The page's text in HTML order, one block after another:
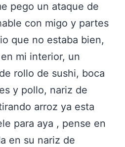
pego un ataque de
con migo y partes
que no estaba bien,
mi interior, un
rollo de sushi, boca
y pollo, nariz de
arroz ya esta
para aya , pense en
en su nariz de